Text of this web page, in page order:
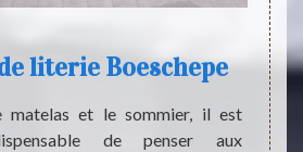
literie Boeschepe
et le sommier, il est
de penser aux
La